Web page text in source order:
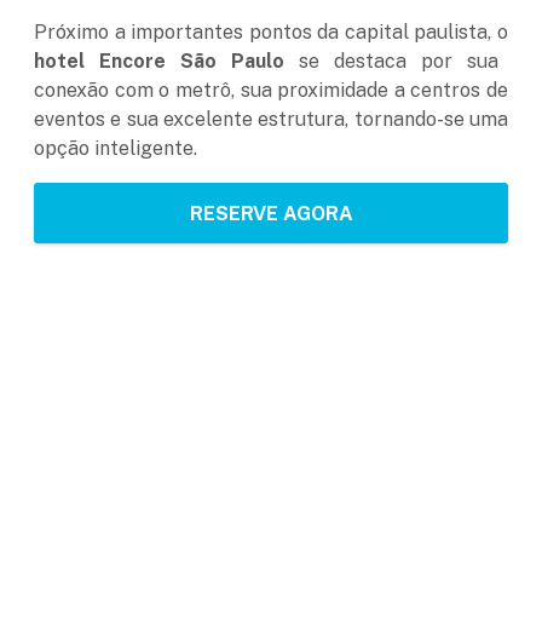
Próximo a importantes pontos da capital paulista, o
hotel Encore São Paulo se destaca por sua
conexão com o metrô, sua proximidade a centros de
eventos e sua excelente estrutura, tornando-se uma
opção inteligente.
RESERVE AGORA